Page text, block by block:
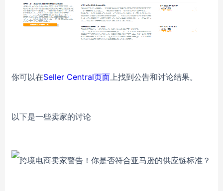
你可以在Seller Central页面上找到公告和讨论结果。
以下是一些卖家的讨论